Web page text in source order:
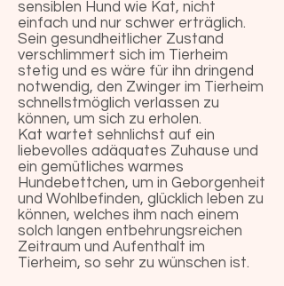
sensiblen Hund wie Kat, nicht
einfach und nur schwer erträglich.
Sein gesundheitlicher Zustand
verschlimmert sich im Tierheim
stetig und es wäre für ihn dringend
notwendig, den Zwinger im Tierheim
schnellstmöglich verlassen zu
können, um sich zu erholen.
Kat wartet sehnlichst auf ein
liebevolles adäquates Zuhause und
ein gemütliches warmes
Hundebettchen, um in Geborgenheit
und Wohlbefinden, glücklich leben zu
können, welches ihm nach einem
solch langen entbehrungsreichen
Zeitraum und Aufenthalt im
Tierheim, so sehr zu wünschen ist.